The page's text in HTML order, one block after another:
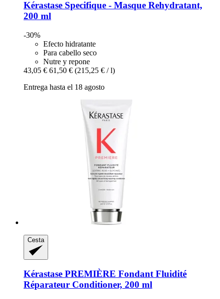
Kérastase Specifique -​ Masque Rehydratant,
200 ml
-30%
Efecto hidratante
Para cabello seco
Nutre y repone
43,05 € 61,50 € (215,25 € / l)
Entrega hasta el 18 agosto
Cesta
Kérastase PREMIÈRE Fondant Fluidité
Réparateur Conditioner, 200 ml